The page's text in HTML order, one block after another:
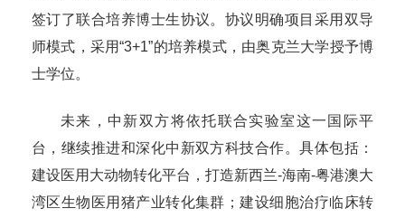
签订了联合培养博士生协议。协议明确项目采用双导
师模式，采用“3+1”的培养模式，由奥克兰大学授予博
士学位。
未来，中新双方将依托联合实验室这一国际平
台，继续推进和深化中新双方科技合作。具体包括：
建设医用大动物转化平台，打造新西兰-海南-粤港澳大
湾区生物医用猪产业转化集群；建设细胞治疗临床转